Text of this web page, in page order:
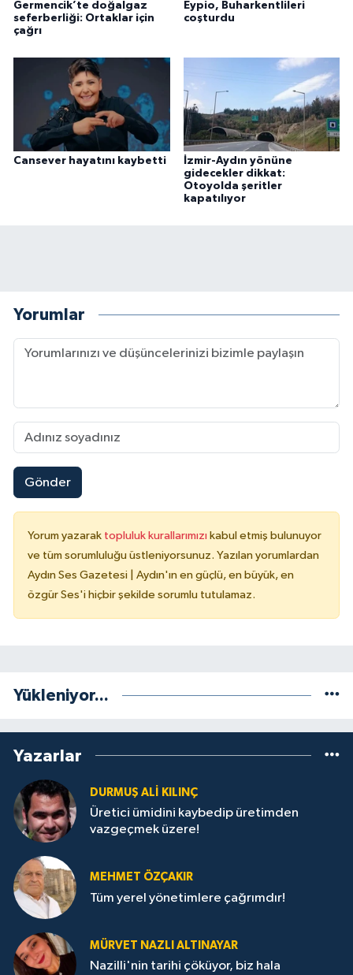
Germencik’te doğalgaz
seferberliği: Ortaklar için
çağrı
Eypio, Buharkentlileri
coşturdu
Cansever hayatını kaybetti
İzmir-Aydın yönüne
gidecekler dikkat:
Otoyolda şeritler
kapatılıyor
Yorumlar
Gönder
Yorum yazarak topluluk kurallarımızı kabul etmiş bulunuyor
ve tüm sorumluluğu üstleniyorsunuz. Yazılan yorumlardan
Aydın Ses Gazetesi | Aydın'ın en güçlü, en büyük, en
özgür Ses'i hiçbir şekilde sorumlu tutulamaz.
Yükleniyor...
Yazarlar
DURMUŞ ALI KILINÇ
Üretici ümidini kaybedip üretimden
vazgeçmek üzere!
MEHMET ÖZÇAKIR
Tüm yerel yönetimlere çağrımdır!
MÜRVET NAZLI ALTINAYAR
Nazilli'nin tarihi çöküyor, biz hala